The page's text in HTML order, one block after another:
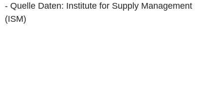
- Quelle Daten: Institute for Supply Management
(ISM)